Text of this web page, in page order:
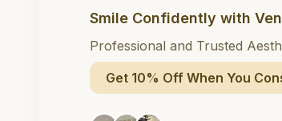
Smile Confidently with
Professional and Trusted
Get 10% Off When You